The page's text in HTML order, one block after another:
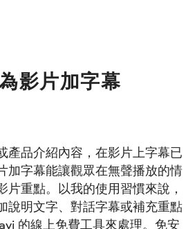
影片加字幕
產品介紹內容，在影片上字幕已
加字幕能讓觀眾在無聲播放的情
片重點。以我的使用習慣來說，
說明文字、對話字幕或補充重點
的線上免費工具來處理。免安